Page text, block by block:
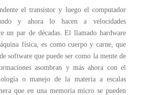
el transistor y luego el computador
y ahora lo hacen a velocidades
un par de décadas. El llamado hardware
física, es como cuerpo y carne, que
software que puede ser como la mente de
asombran y más ahora con el
o manejo de la materia a escalas
que en una memoria micro se pueden